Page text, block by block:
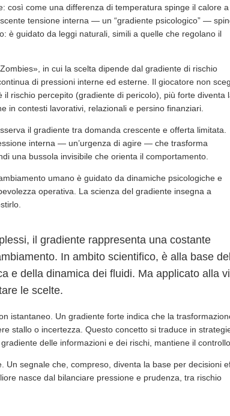
così come una differenza di temperatura spinge il calore
tensione interna — un “gradiente psicologico” —
è guidato da leggi naturali, simili a quelle che regolano il
in cui la scelta dipende dal gradiente di rischio
di pressioni interne ed esterne. Il giocatore non
rischio percepito (gradiente di pericolo), più forte diventa
in contesti lavorativi, relazionali e persino finanziari.
il gradiente tra domanda crescente e offerta limitata.
interna — un’urgenza di agire — che trasforma
una bussola invisibile che orienta il comportamento.
umano è guidato da dinamiche psicologiche e
operativa. La scienza del gradiente insegna a
il gradiente rappresenta una costante
In ambito scientifico, è alla base
e della dinamica dei fluidi. Ma applicato alla
le scelte.
istantaneo. Un gradiente forte indica che la
stallo o incertezza. Questo concetto si traduce in
delle informazioni e dei rischi, mantiene il controllo.
segnale che, compreso, diventa la base per decisioni
nasce dal bilanciare pressione e prudenza, tra rischio